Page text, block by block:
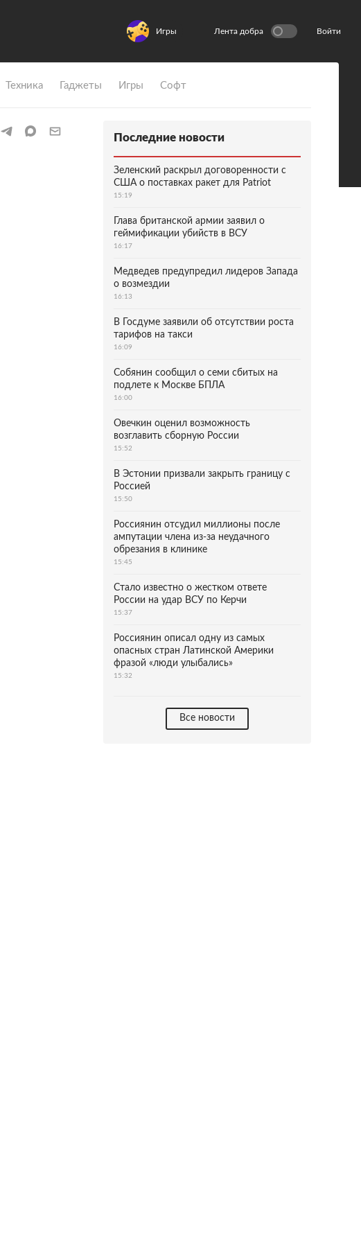
Игры Лента добра Войти
Техника Гаджеты Игры Софт
Последние новости
Зеленский раскрыл договоренности с
США о поставках ракет для Patriot
15:19
Глава британской армии заявил о
геймификации убийств в ВСУ
16:17
Медведев предупредил лидеров Запада
о возмездии
16:13
В Госдуме заявили об отсутствии роста
тарифов на такси
16:09
Собянин сообщил о семи сбитых на
подлете к Москве БПЛА
16:00
Овечкин оценил возможность
возглавить сборную России
15:52
В Эстонии призвали закрыть границу с
Россией
15:50
Россиянин отсудил миллионы после
ампутации члена из-за неудачного
обрезания в клинике
15:45
Стало известно о жестком ответе
России на удар ВСУ по Керчи
15:37
Россиянин описал одну из самых
опасных стран Латинской Америки
фразой «люди улыбались»
15:32
Все новости